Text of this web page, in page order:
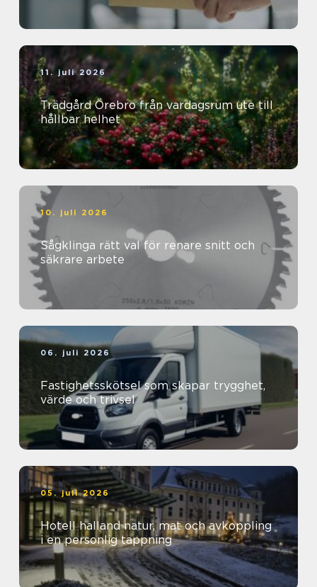
11. juli 2026
Trädgård Örebro från vardagsrum ute till
hållbar helhet
10. juli 2026
Sågklinga rätt val för renare snitt och
säkrare arbete
06. juli 2026
Fastighetsskötsel som skapar trygghet,
värde och trivsel
05. juli 2026
Hotell halland natur, mat och avkoppling
i en personlig tappning